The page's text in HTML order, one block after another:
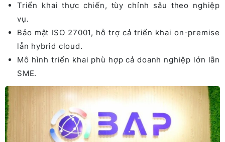
Triển khai thực chiến, tùy chỉnh sâu theo nghiệp
vụ.
Bảo mật ISO 27001, hỗ trợ cả triển khai on-premise
lẫn hybrid cloud.
Mô hình triển khai phù hợp cả doanh nghiệp lớn lẫn
SME.